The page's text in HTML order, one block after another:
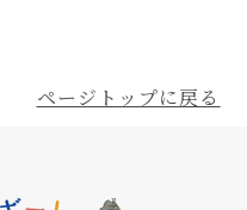
ページトップに戻る